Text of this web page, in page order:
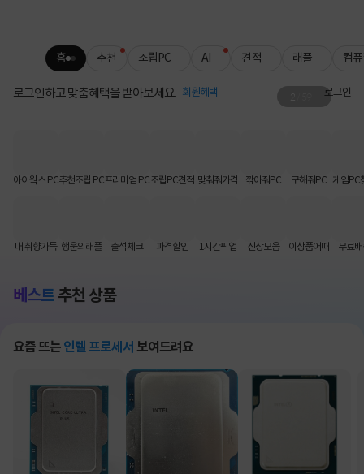
홈 추천 조립PC AI 견적 래플 컴
로그인하고 맞춤혜택을 받아보세요. 회원혜택 로그인
아이웍스 PC추천조립 PC프리미엄 PC조립PC견적 맞춰줘가격 깎아줘PC 구해줘PC 게임PC
내 취향가득 행운의래플 출석체크 파격할인 1시간픽업 신상모음 이상품어때 무료
베스트 추천 상품
요즘 뜨는 인텔 프로세서 보여드려요